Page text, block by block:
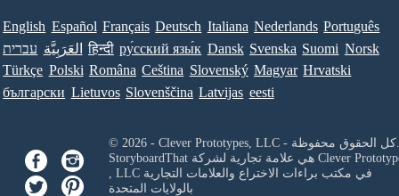
English Español Français Deutsch Italiana Nederlands Português
עברית العَرَبِيَّة हिन्दी ру́сский язы́к Dansk Svenska Suomi Norsk
Türkçe Polski Româna Ceština Slovenský Magyar Hrvatski
български Lietuvos Slovenščina Latvijas eesti
© 2026 - Clever Prototypes, LLC - كل الحقوق محفوظة.
StoryboardThat هي علامة تجارية لشركة Clever
, LLCفي مكتب براءات الاختراع والعلامات التجارية
بالولايات المتحدة